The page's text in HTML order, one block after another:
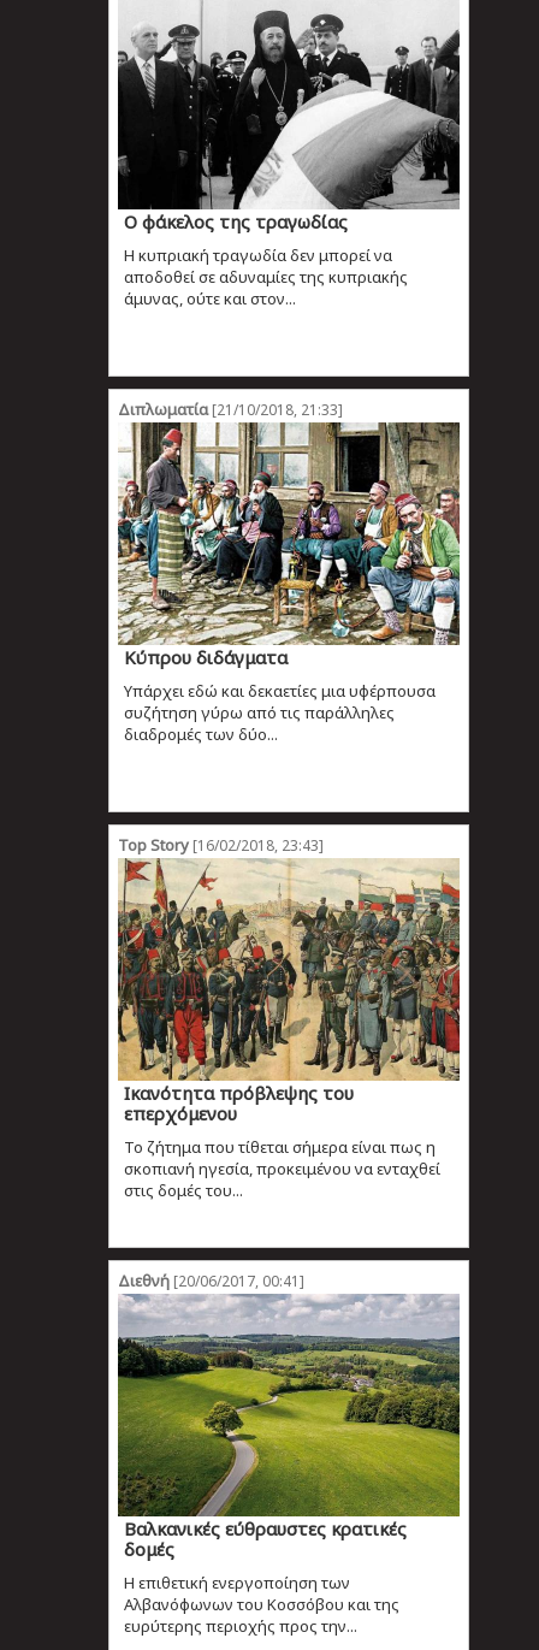
Ο φάκελος της τραγωδίας
Η κυπριακή τραγωδία δεν μπορεί να
αποδοθεί σε αδυναμίες της κυπριακής
άμυνας, ούτε και στον...
Διπλωματία[21/10/2018, 21:33]
Κύπρου διδάγματα
Υπάρχει εδώ και δεκαετίες μια υφέρπουσα
συζήτηση γύρω από τις παράλληλες
διαδρομές των δύο...
Top Story[16/02/2018, 23:43]
Ικανότητα πρόβλεψης του
επερχόμενου
Το ζήτημα που τίθεται σήμερα είναι πως η
σκοπιανή ηγεσία, προκειμένου να ενταχθεί
στις δομές του...
Διεθνή[20/06/2017, 00:41]
Βαλκανικές εύθραυστες κρατικές
δομές
Η επιθετική ενεργοποίηση των
Αλβανόφωνων του Κοσσόβου και της
ευρύτερης περιοχής προς την...